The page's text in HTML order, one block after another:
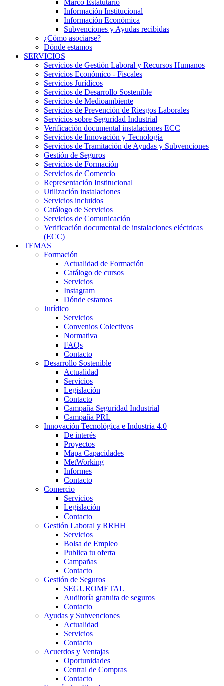
Marco Estatutario
Información Institucional
Información Económica
Subvenciones y Ayudas recibidas
¿Cómo asociarse?
Dónde estamos
SERVICIOS
Servicios de Gestión Laboral y Recursos Humanos
Servicios Económico - Fiscales
Servicios Jurídicos
Servicios de Desarrollo Sostenible
Servicios de Medioambiente
Servicios de Prevención de Riesgos Laborales
Servicios sobre Seguridad Industrial
Verificación documental instalaciones ECC
Servicios de Innovación y Tecnología
Servicios de Tramitación de Ayudas y Subvenciones
Gestión de Seguros
Servicios de Formación
Servicios de Comercio
Representación Institucional
Utilización instalaciones
Servicios incluidos
Catálogo de Servicios
Servicios de Comunicación
Verificación documental de instalaciones eléctricas
(ECC)
TEMAS
Formación
Actualidad de Formación
Catálogo de cursos
Servicios
Instagram
Dónde estamos
Jurídico
Servicios
Convenios Colectivos
Normativa
FAQs
Contacto
Desarrollo Sostenible
Actualidad
Servicios
Legislación
Contacto
Campaña Seguridad Industrial
Campaña PRL
Innovación Tecnológica e Industria 4.0
De interés
Proyectos
Mapa Capacidades
MetWorking
Informes
Contacto
Comercio
Servicios
Legislación
Contacto
Gestión Laboral y RRHH
Servicios
Bolsa de Empleo
Publica tu oferta
Campañas
Contacto
Gestión de Seguros
SEGUROMETAL
Auditoría gratuita de seguros
Contacto
Ayudas y Subvenciones
Actualidad
Servicios
Contacto
Acuerdos y Ventajas
Oportunidades
Central de Compras
Contacto